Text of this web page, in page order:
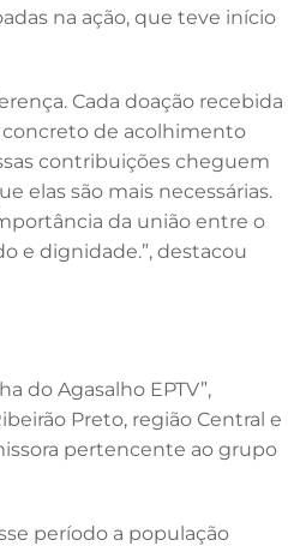
na ação, que teve início
Cada doação recebida
de acolhimento
contribuições cheguem
elas são mais necessárias.
da união entre o
e dignidade.”, destacou
do Agasalho EPTV”,
Preto, região Central e
pertencente ao grupo
período a população